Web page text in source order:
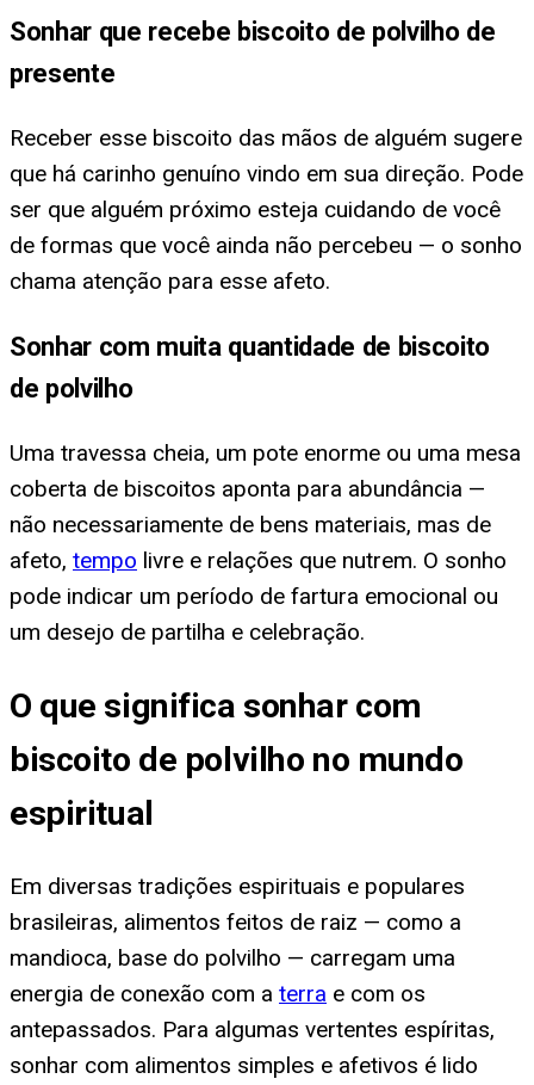
Sonhar que recebe biscoito de polvilho de
presente
Receber esse biscoito das mãos de alguém sugere
que há carinho genuíno vindo em sua direção. Pode
ser que alguém próximo esteja cuidando de você
de formas que você ainda não percebeu — o sonho
chama atenção para esse afeto.
Sonhar com muita quantidade de biscoito
de polvilho
Uma travessa cheia, um pote enorme ou uma mesa
coberta de biscoitos aponta para abundância —
não necessariamente de bens materiais, mas de
afeto, tempo livre e relações que nutrem. O sonho
pode indicar um período de fartura emocional ou
um desejo de partilha e celebração.
O que significa sonhar com
biscoito de polvilho no mundo
espiritual
Em diversas tradições espirituais e populares
brasileiras, alimentos feitos de raiz — como a
mandioca, base do polvilho — carregam uma
energia de conexão com a terra e com os
antepassados. Para algumas vertentes espíritas,
sonhar com alimentos simples e afetivos é lido